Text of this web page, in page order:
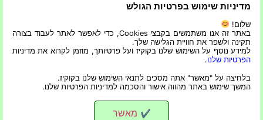
קרא עוד »
22/11/2022
קרא עוד »
מדיניות שימוש בפרטיות הגולש
שלום!
באתר זה אנו משתמשים בקבצי Cookies, כדי לאפשר לאתר לעבוד בצורה
תקינה ולשפר את חוויית הגלישה שלך.
למידע נוסף על השימוש שלנו בקוקיז ועל פרטיותך, מוזמן לקרוא את מדיניות
הפרטיות שלנו.
בלחיצה על "מאשר" אתה מסכים לתנאי השימוש שלנו בקוקיז.
המשך שימוש באתר מהווה אישור והסכמה למדיניות הפרטיות שלנו.
✔ מאשר